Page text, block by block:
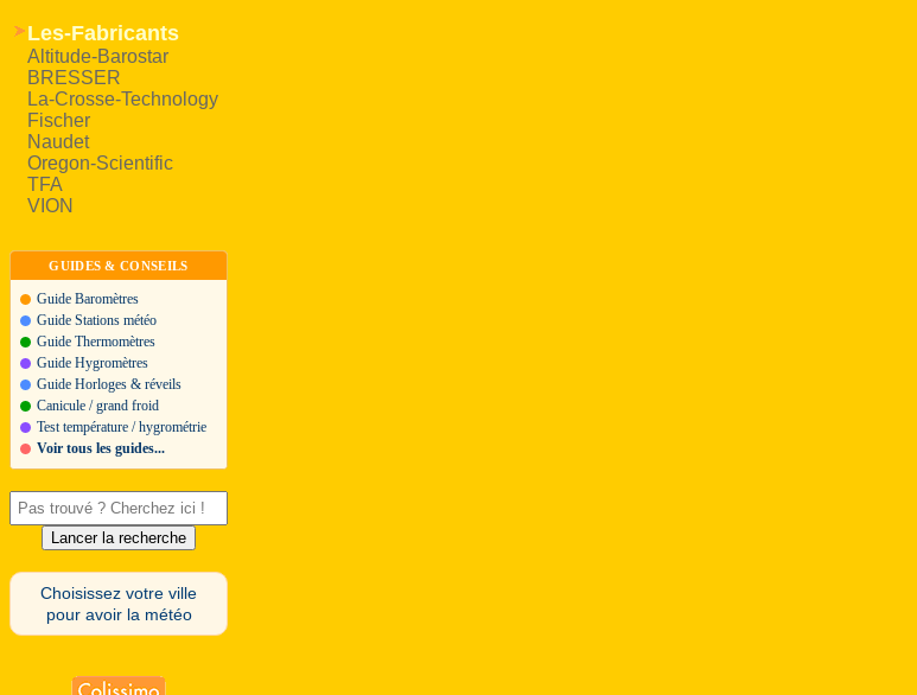
Les-Fabricants
Altitude-Barostar
BRESSER
La-Crosse-Technology
Fischer
Naudet
Oregon-Scientific
TFA
VION
GUIDES & CONSEILS
Guide Baromètres
Guide Stations météo
Guide Thermomètres
Guide Hygromètres
Guide Horloges & réveils
Canicule / grand froid
Test température / hygrométrie
Voir tous les guides...
Choisissez votre ville
pour avoir la météo